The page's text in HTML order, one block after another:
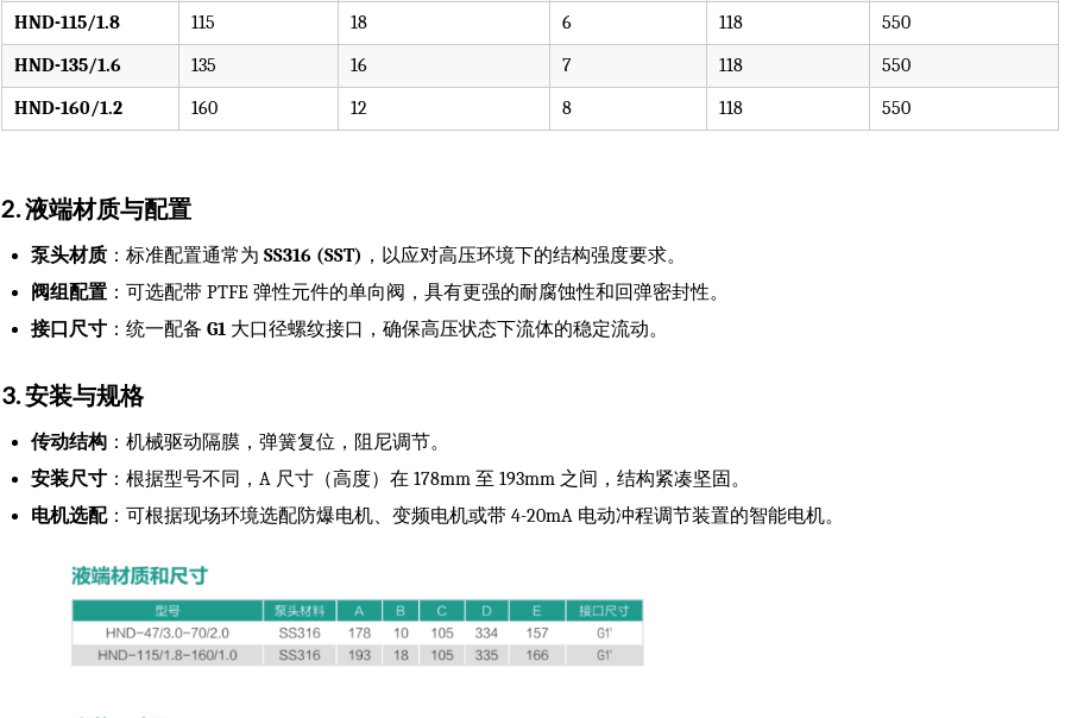
HND-115/1.8
115 18 6 118
550
HND-135/1.6
135 16 7 118
550
HND-160/1.2
160 12 8 118 550
2. 液端材质与配置
泵头材质 ：标准配置通常为SS316 (SST) ，以应对高压环境下的结构强度要求。
阀组配置 ：可选配带 PTFE 弹性元件的单向阀，具有更强的耐腐蚀性和回弹密封性。
接口尺寸 ：统一配备G1 大口径螺纹接口，确保高压状态下流体的稳定流动。
3. 安装与规格
传动结构 ：机械驱动隔膜，弹簧复位，阻尼调节。
安装尺寸 ：根据型号不同，A 尺寸（高度）在 178mm 至 193mm 之间，结构紧凑坚固。
电机选配：可根据现场环境选配防爆电机、变频电机或带 4-20mA 电动冲程调节装置的智能电机。